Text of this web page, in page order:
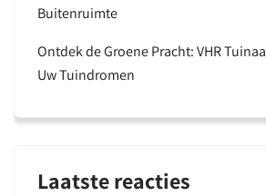
Buitenruimte
Ontdek de Groene Pracht: VHR
Uw Tuindromen
Laatste reacties